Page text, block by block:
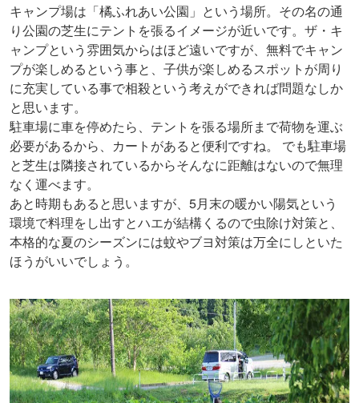
キャンプ場は「橘ふれあい公園」という場所。その名の通
り公園の芝生にテントを張るイメージが近いです。ザ・キ
ャンプという雰囲気からはほど遠いですが、無料でキャン
プが楽しめるという事と、子供が楽しめるスポットが周り
に充実している事で相殺という考えができれば問題なしか
と思います。
駐車場に車を停めたら、テントを張る場所まで荷物を運ぶ
必要があるから、カートがあると便利ですね。 でも駐車場
と芝生は隣接されているからそんなに距離はないので無理
なく運べます。
あと時期もあると思いますが、5月末の暖かい陽気という
環境で料理をし出すとハエが結構くるので虫除け対策と、
本格的な夏のシーズンには蚊やブヨ対策は万全にしといた
ほうがいいでしょう。